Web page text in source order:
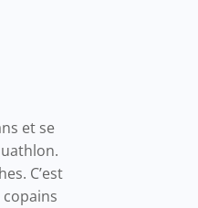
et se
C’est